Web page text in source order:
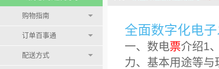
购物指南
订单百事通
配送方式
全面数字化电
一、数电票介绍1
力、基本用途等与